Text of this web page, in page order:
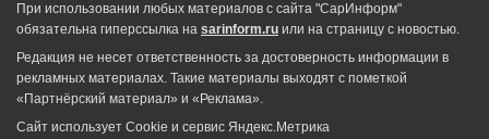
При использовании любых материалов с сайта "СарИнформ"
обязательна гиперссылка на sarinform.ru или на страницу с новостью.
Редакция не несет ответственность за достоверность информации в
рекламных материалах. Такие материалы выходят с пометкой
«Партнёрский материал» и «Реклама».
Сайт использует Cookie и сервиc Яндекс.Метрика